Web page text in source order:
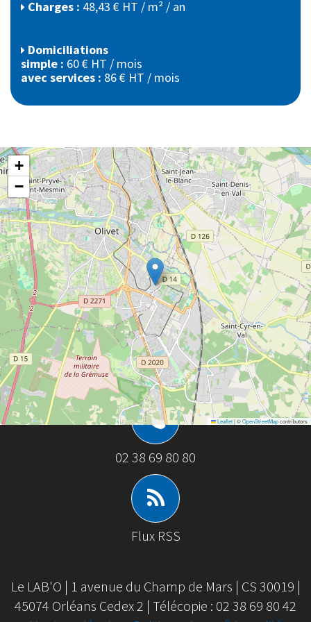
Charges : 48,43 € HT / m² / an
Domiciliations
simple : 60 € HT / mois
avec services : 86 € HT / mois
+
−
Leaflet|©OpenStreetMapcontributors
Contact
02 38 69 80 80
Flux RSS
Le LAB'O | 1 avenue du Champ de Mars | CS 30019 |
45074 Orléans Cedex 2 | Télécopie : 02 38 69 80 42